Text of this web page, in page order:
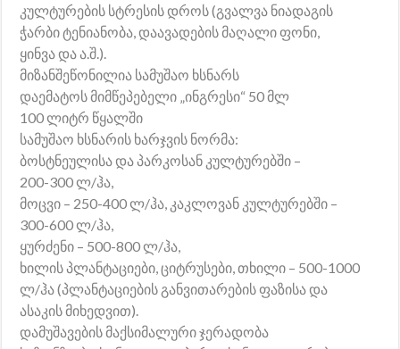
კულტურების სტრესის დროს (გვალვა ნიადაგის
ჭარბი ტენიანობა, დაავადების მაღალი ფონი,
ყინვა და ა.შ.).
მიზანშეწონილია სამუშაო ხსნარს
დაემატოს მიმწეპებელი „ინგრესი“ 50 მლ
100 ლიტრ წყალში
სამუშაო ხსნარის ხარჯვის ნორმა:
ბოსტნეულისა და პარკოსან კულტურებში –
200-300 ლ/ჰა,
მოცვი – 250-400 ლ/ჰა, კაკლოვან კულტურებში –
300-600 ლ/ჰა,
ყურძენი – 500-800 ლ/ჰა,
ხილის პლანტაციები, ციტრუსები, თხილი – 500-1000
ლ/ჰა (პლანტაციების განვითარების ფაზისა და
ასაკის მიხედვით).
დამუშავების მაქსიმალური ჯერადობა